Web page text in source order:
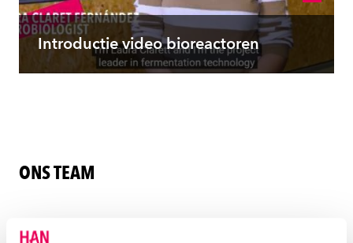
Introductie video bioreactoren
ONS TEAM